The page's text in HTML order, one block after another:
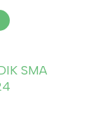
SMA